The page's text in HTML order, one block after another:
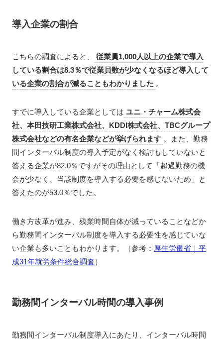
導入企業の割合
こちらの調査によると、
従業員1,000人以上の企業で導入
している割合は8.3％で従業員数が少なくなるほど導入して
いる企業の割合が減ることもわかりました 。
すでに導入している企業としては ユニ・チャーム株式会
社、本田技研工業株式会社、KDDI株式会社、TBCグループ
株式会社などの有名企業などが挙げられます 。また、勤務
間インターバル制度の導入予定がなく検討もしていないと
答える企業が82.0％ですがその理由として「超過勤務の機
会が少なく、当該制度を導入する必要を感じないため」と
答えたのが53.0％でした。
働き方改革が進み、残業時間自体が減っていることなどか
ら勤務間インターバル制度を導入する必要性を感じていな
い企業も多いこともわかります。（参考： 厚生労働省｜平
成31年就労条件総合調査）
勤務間インターバル時間の導入事例
勤務間インターバル制度導入にあたり、インターバル時間